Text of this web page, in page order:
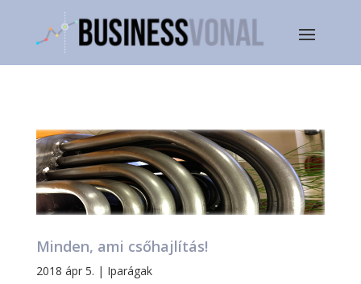
Minden, ami csőhajlítás!
2018 ápr 5. | Iparágak